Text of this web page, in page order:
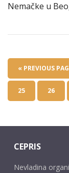
Nemačke u
« PREVIOUS
25 26
CEPRIS
Nevladina